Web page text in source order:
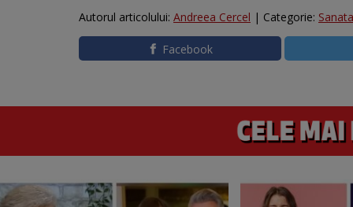
Autorul articolului: Andreea Cercel | Categorie:
Facebook